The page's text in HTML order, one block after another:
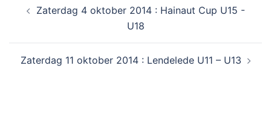
Zaterdag 4 oktober 2014 : Hainaut Cup U15 -
U18
Zaterdag 11 oktober 2014 : Lendelede U11 – U13